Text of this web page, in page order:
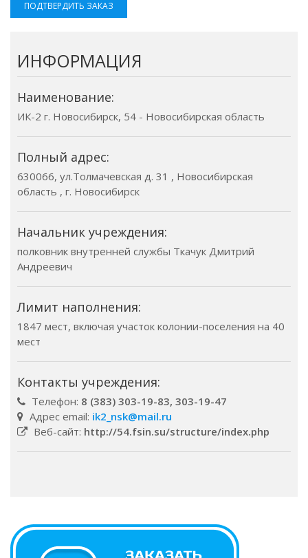
ПОДТВЕРДИТЬ ЗАКАЗ
ИНФОРМАЦИЯ
Наименование:
ИК-2 г. Новосибирск, 54 - Новосибирская область
Полный адрес:
630066, ул.Толмачевская д. 31 , Новосибирская
область , г. Новосибирск
Начальник учреждения:
полковник внутренней службы Ткачук Дмитрий
Андреевич
Лимит наполнения:
1847 мест, включая участок колонии-поселения на 40
мест
Контакты учреждения:
Телефон: 8 (383) 303-19-83, 303-19-47
Адрес email: ik2_nsk@mail.ru
Веб-сайт: http://54.fsin.su/structure/index.php